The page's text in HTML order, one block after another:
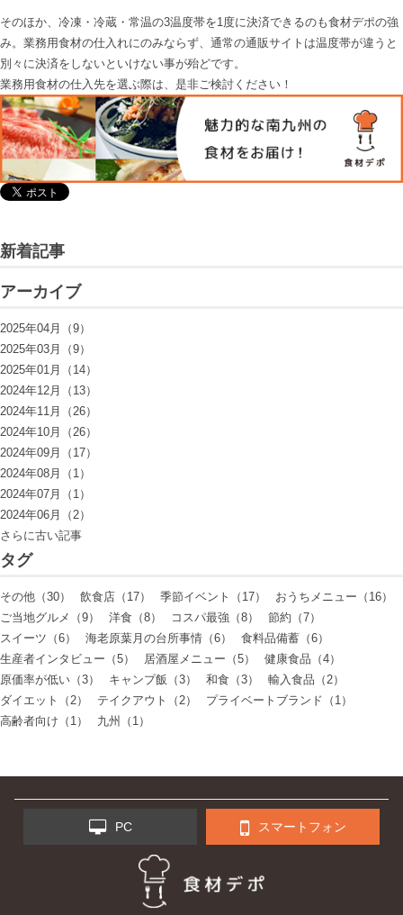
そのほか、冷凍・冷蔵・常温の3温度帯を1度に決済できるのも食材デポの強
み。業務用食材の仕入れにのみならず、通常の通販サイトは温度帯が違うと
別々に決済をしないといけない事が殆どです。
新着記事
アーカイブ
2025年04月（9）
2025年03月（9）
2025年01月（14）
2024年12月（13）
2024年11月（26）
2024年10月（26）
2024年09月（17）
2024年08月（1）
2024年07月（1）
2024年06月（2）
さらに古い記事
タグ
その他（30） 飲食店（17） 季節イベント（17）
おうちメニュー（16）
ご当地グルメ（9）
洋食（8） コスパ最強（8）
節約（7）
スイーツ（6）
海老原葉月の台所事情（6）
食料品備蓄（6）
生産者インタビュー（5）
居酒屋メニュー（5）
健康食品（4）
原価率が低い（3）
キャンプ飯（3） 和食（3）
輸入食品（2）
ダイエット（2）
テイクアウト（2）
プライベートブランド（1）
高齢者向け（1）
九州（1）
PC スマートフォン